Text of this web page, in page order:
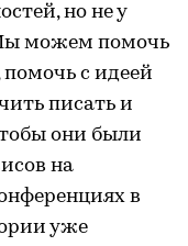
но не у
можем помочь
помочь с идеей
писать и
они были
на
в
уже